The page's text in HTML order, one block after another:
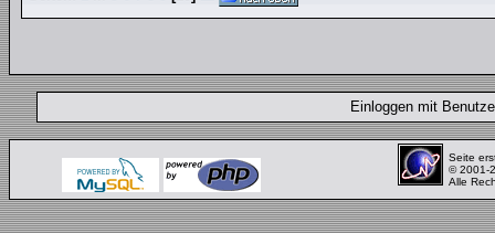
Einloggen mit
Seite
© 2001-
Alle